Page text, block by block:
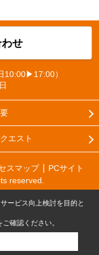
せ
10:00▶17:00）
エスト
スマップ
PCサイト
reserved.
ービス向上検討を目的と
ご確認ください。